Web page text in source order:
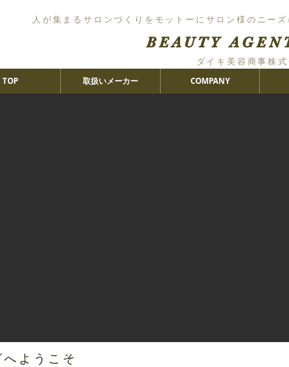
人が集まるサロンづくりをモットーにサロン様のニー
BEAUTY
TOP 取扱いメーカー COMPANY
ダイキ美容商事株式
ようこそ